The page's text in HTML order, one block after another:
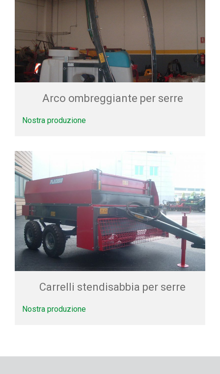
Arco ombreggiante per serre
Nostra produzione
Carrelli stendisabbia per serre
Nostra produzione